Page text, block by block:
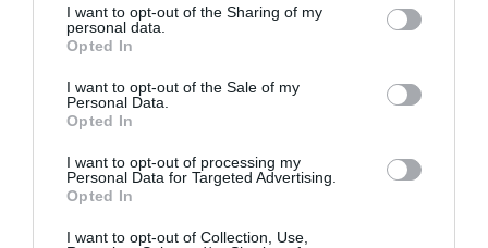
not limited to your visit or usage behaviour. You may click to
grant or deny consent to Google and its third-party tags to
use your data for below specified purposes in below Google
consent section.
I want to opt-out of the Sharing of my
personal data.
Opted In
I want to opt-out of the Sale of my
Personal Data.
Opted In
I want to opt-out of processing my
Personal Data for Targeted Advertising.
Opted In
I want to opt-out of Collection, Use,
beszélhessünk.
területe, a Nyugat-antarktiszi Hasadékrendszer
jelenti, amely még 65-70 millió évvel ezelőtt – a
kialakulni.